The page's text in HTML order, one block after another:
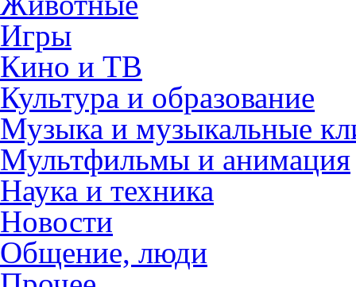
Игры
Кино и ТВ
Культура и образование
Музыка и музыкальные
Мультфильмы и анимация
Наука и техника
Новости
Общение, люди